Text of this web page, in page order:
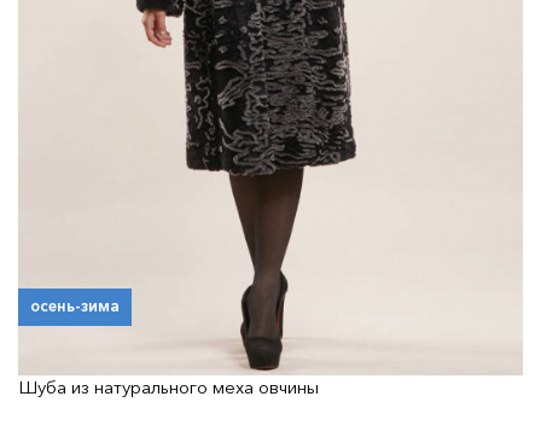
осень-зима
Шуба из натурального меха овчины